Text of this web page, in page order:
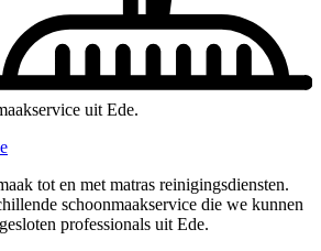
uit Ede.
tot en met matras reinigingsdiensten.
schoonmaakservice die we kunnen
professionals uit Ede.